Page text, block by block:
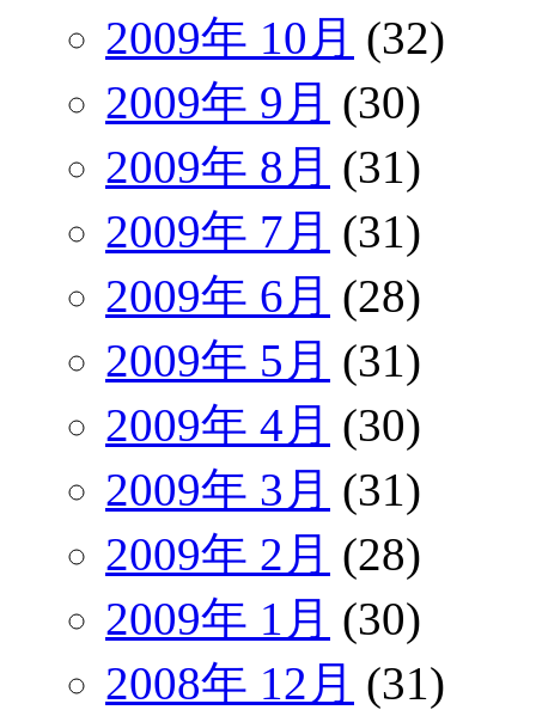
2009年 10月 (32)
2009年 9月 (30)
2009年 8月 (31)
2009年 7月 (31)
2009年 6月 (28)
2009年 5月 (31)
2009年 4月 (30)
2009年 3月 (31)
2009年 2月 (28)
2009年 1月 (30)
2008年 12月 (31)